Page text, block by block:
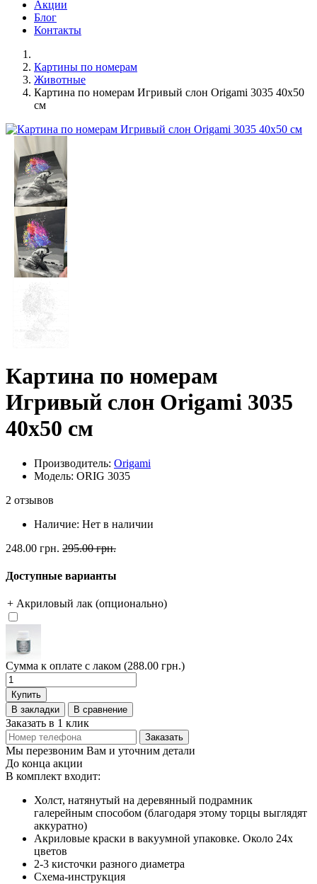
Акции
Блог
Контакты
Картины по номерам
Животные
Картина по номерам Игривый слон Origami 3035 40x50
см
Картина по номерам
Игривый слон Origami 3035
40x50 см
Производитель: Origami
Модель: ORIG 3035
2 отзывов
Наличие: Нет в наличии
248.00 грн. 295.00 грн.
Доступные варианты
+ Акриловый лак (опционально)
Сумма к оплате с лаком (288.00 грн.)
Купить
В закладки
В сравнение
Заказать в 1 клик
Заказать
Мы перезвоним Вам и уточним детали
До конца акции
В комплект входит:
Холст, натянутый на деревянный подрамник
галерейным способом (благодаря этому торцы выглядят
аккуратно)
Акриловые краски в вакуумной упаковке. Около 24х
цветов
2-3 кисточки разного диаметра
Схема-инструкция